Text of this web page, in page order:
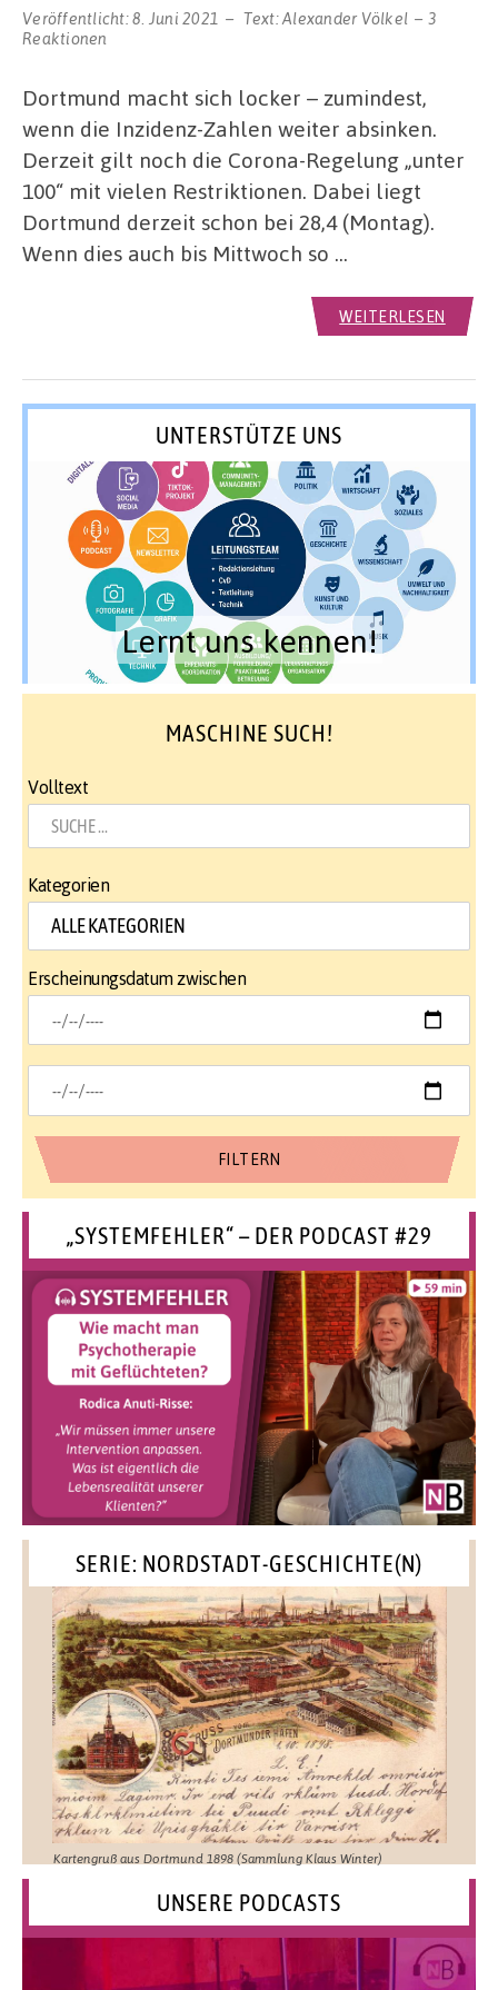
Veröffentlicht:8. Juni 2021 Text:Alexander Völkel
3
Reaktionen
Dortmund macht sich locker – zumindest,
wenn die Inzidenz-Zahlen weiter absinken.
Derzeit gilt noch die Corona-Regelung „unter
100“ mit vielen Restriktionen. Dabei liegt
Dortmund derzeit schon bei 28,4 (Montag).
Wenn dies auch bis Mittwoch so …
WEITERLESEN
UNTERSTÜTZE UNS
Lernt uns kennen!
MASCHINE SUCH!
Volltext
Kategorien
Erscheinungsdatum zwischen
„SYSTEMFEHLER“ – DER PODCAST #29
SERIE: NORDSTADT-GESCHICHTE(N)
Kartengruß aus Dortmund 1898 (Sammlung Klaus Winter)
UNSERE PODCASTS